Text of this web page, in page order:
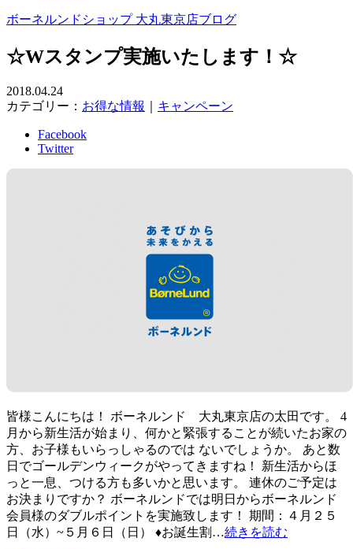
ボーネルンドショップ 大丸東京店ブログ
☆Wスタンプ実施いたします！☆
2018.04.24
カテゴリー： お得な情報 キャンペーン
Facebook
Twitter
皆様こんにちは！ ボーネルンド 大丸東京店の太田です。 4
月から新生活が始まり、何かと緊張することが続いたお家の
方、お子様もいらっしゃるのでは ないでしょうか。 あと数
日でゴールデンウィークがやってきますね！ 新生活からほ
っと一息、つける方も多いかと思います。 連休のご予定は
お決まりですか？ ボーネルンドでは明日からボーネルンド
会員様のダブルポイントを実施致します！ 期間：４月２５
日（水）~５月６日（日） ♦お誕生割…続きを読む